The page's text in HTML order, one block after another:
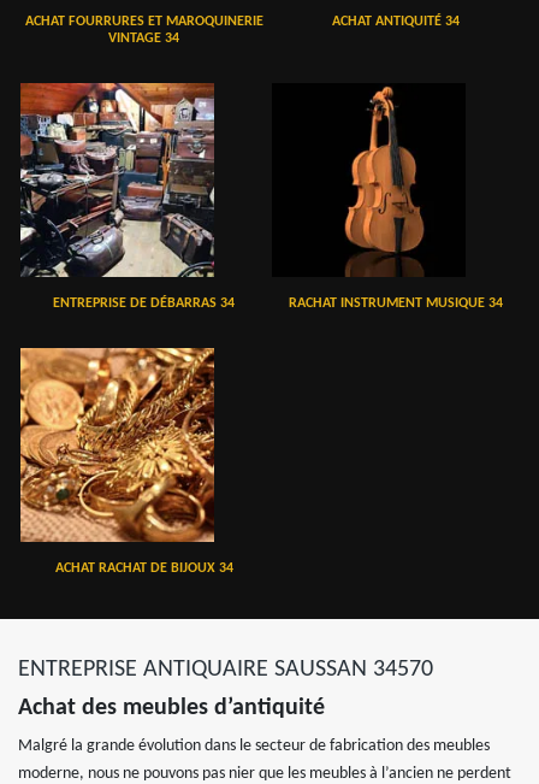
ACHAT FOURRURES ET MAROQUINERIE
VINTAGE 34
ACHAT ANTIQUITÉ 34
ENTREPRISE DE DÉBARRAS 34 RACHAT INSTRUMENT MUSIQUE 34
ACHAT RACHAT DE BIJOUX 34
ENTREPRISE ANTIQUAIRE SAUSSAN 34570
Achat des meubles d’antiquité
Malgré la grande évolution dans le secteur de fabrication des meubles
moderne, nous ne pouvons pas nier que les meubles à l’ancien ne perdent